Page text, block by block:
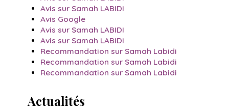
Avis sur Samah LABIDI
Avis Google
Avis sur Samah LABIDI
Avis sur Samah LABIDI
Recommandation sur Samah Labidi
Recommandation sur Samah Labidi
Recommandation sur Samah Labidi
Actualités